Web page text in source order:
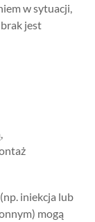
w sytuacji,
jest
iniekcja lub
mogą